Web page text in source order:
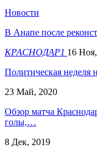
Новости
В Анапе после
КРАСНОДАР1 16
Политическая неделя
23 Май, 2020
Обзор матча
голы,…
8 Дек, 2019